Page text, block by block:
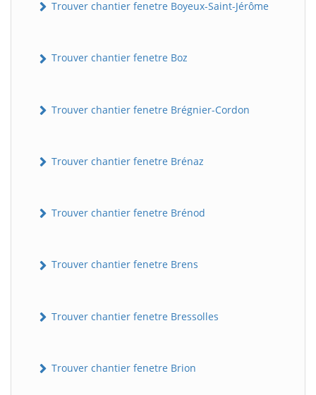
Trouver chantier fenetre Boyeux-Saint-Jérôme
Trouver chantier fenetre Boz
Trouver chantier fenetre Brégnier-Cordon
Trouver chantier fenetre Brénaz
Trouver chantier fenetre Brénod
Trouver chantier fenetre Brens
Trouver chantier fenetre Bressolles
Trouver chantier fenetre Brion